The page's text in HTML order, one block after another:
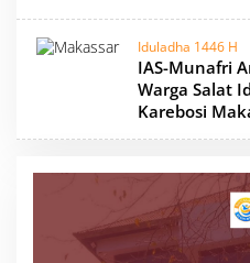
Iduladha 1446 H
IAS-Munafri
Warga Salat
Karebosi